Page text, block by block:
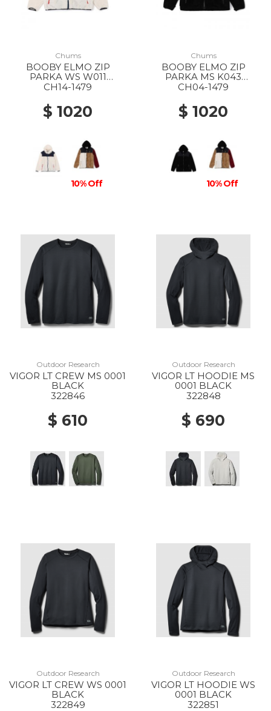
Chums
BOOBY ELMO ZIP
PARKA WS W011
White/Navy
CH14-1479
$ 1020
10% Off
Chums
BOOBY ELMO ZIP
PARKA MS K043
BLACK/BK
CH04-1479
$ 1020
10% Off
Outdoor Research
VIGOR LT CREW MS 0001
BLACK
322846
$ 610
Outdoor Research
VIGOR LT HOODIE MS
0001 BLACK
322848
$ 690
Outdoor Research
VIGOR LT CREW WS 0001
BLACK
322849
Outdoor Research
VIGOR LT HOODIE WS
0001 BLACK
322851